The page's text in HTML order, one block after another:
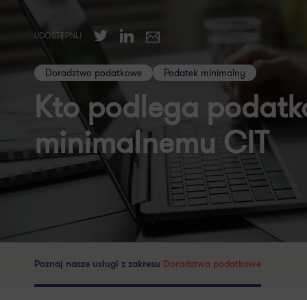
UDOSTĘPNIJ TwitterLinkedIn
E-mail
Doradztwo podatkowe Podatek minimalny
Kto podlega
minimalnemu CIT
Poznaj nasze usługi z zakresu Doradztwo podatkowe